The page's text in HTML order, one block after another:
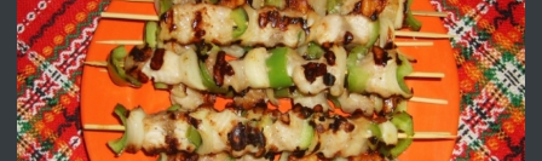
преди 5 дни
ПРЕДЛАГА
№4120 Магазин/Офис под наем в кв.
Любен Каравелов, Хасково-близо до
градската градина!